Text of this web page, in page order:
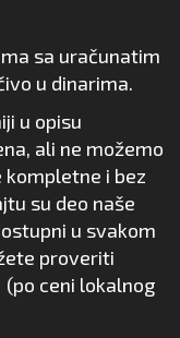
sa uračunatim
u dinarima.
u opisu
ali ne možemo
i bez
su deo naše
u svakom
proveriti
(po ceni lokalnog